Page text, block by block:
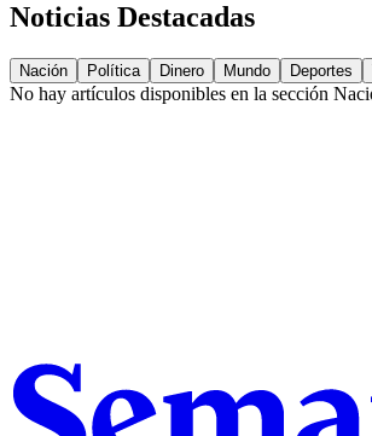
Noticias Destacadas
Nación Política Dinero Mundo Deportes
No hay artículos disponibles en la sección